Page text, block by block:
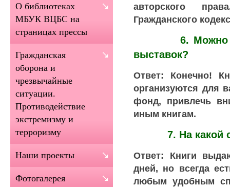
авторского
Гражданского
6. Можно ли
выставок?
Ответ: Конечно!
организуются для
фонд, привлечь
иным книгам.
7. На какой
Ответ: Книги
дней, но всегда
любым удобным
О библиотеках
МБУК ВЦБС на
страницах прессы
Гражданская
оборона и
чрезвычайные
ситуации.
Противодействие
экстремизму и
терроризму
Наши проекты
Фотогалерея